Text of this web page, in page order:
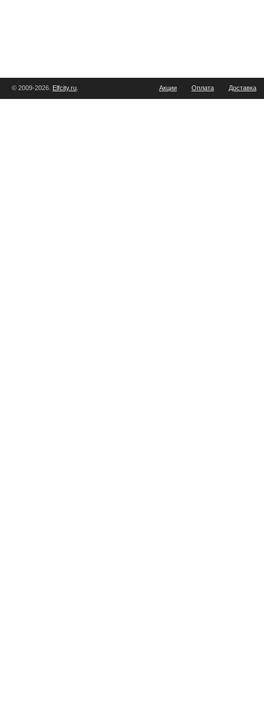
© 2009-2026. Elfcity.ru Акции Оплата Доставка